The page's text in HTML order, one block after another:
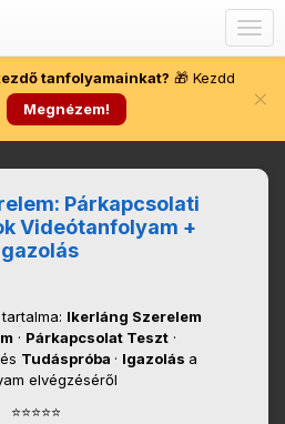
tanfolyamainkat? 🎁 Kezdd
Megnézem! ×
Párkapcsolati
Videótanfolyam +
Ikerláng Szerelem
· Párkapcsolat Teszt ·
Tudáspróba · Igazolás a
elvégzéséről
⭐⭐⭐⭐⭐